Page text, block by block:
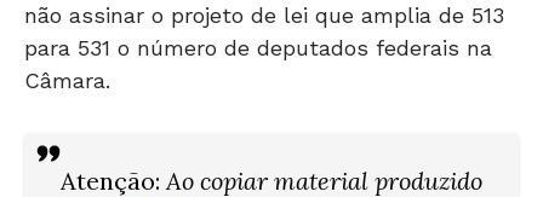
não assinar o projeto de lei que amplia de 513
para 531 o número de deputados federais na
Câmara.
Atenção: Ao copiar material produzido